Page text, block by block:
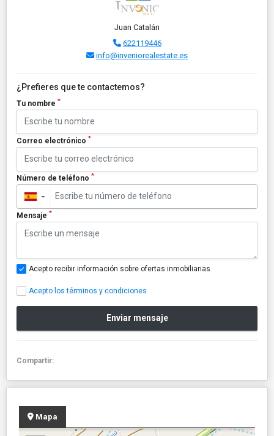
Juan Catalán
622119446
info@inveniorealestate.es
¿Prefieres que te contactemos?
Tu nombre *
Correo electrónico *
Número de teléfono *
▼
Mensaje *
Acepto recibir información sobre ofertas inmobiliarias
Acepto los términos y condiciones
Enviar mensaje
Compartir:
Mapa